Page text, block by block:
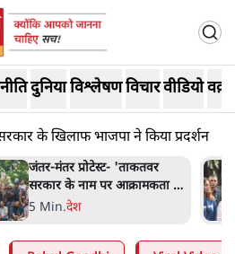
दुनियाविश्लेषणविचारवीडियो
के खिलाफ भाजपा ने किया प्रदर्शन
जंतर मंतर प्रोटेस्ट: 'युवाओं को
प्रताड़ित किया जा रहा है, पर मोदी-
शाह में बोलने की हिम्मत नहीं'-
7 Min.देश